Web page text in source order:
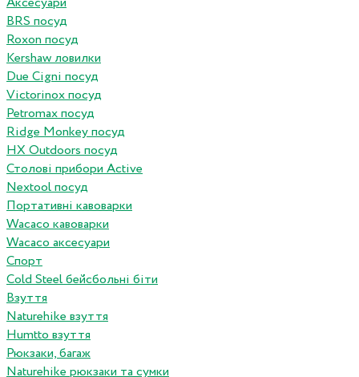
BRS посуд
Roxon посуд
Kershaw ловилки
Due Cigni посуд
Victorinox посуд
Petromax посуд
Ridge Monkey посуд
HX Outdoors посуд
Столові прибори Active
Nextool посуд
Портативні кавоварки
Wacaco кавоварки
Wacaco аксесуари
Спорт
Cold Steel бейсбольні біти
Взуття
Naturehike взуття
Humtto взуття
Рюкзаки, багаж
Naturehike рюкзаки та сумки